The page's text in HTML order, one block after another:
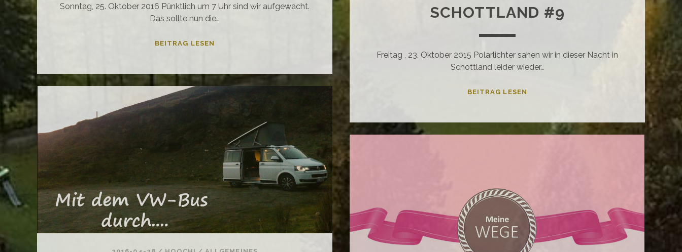
Sonntag, 25. Oktober 2016 Pünktlich um 7 Uhr sind wir aufgewacht.
Das sollte nun die…
BEITRAG LESEN
–
BUS
DURCH
SCHOTTLAND
SCHOTTLAND #9
Freitag , 23. Oktober 2015 Polarlichter sahen wir in dieser Nacht in
Schottland leider wieder…
BEITRAG LESEN